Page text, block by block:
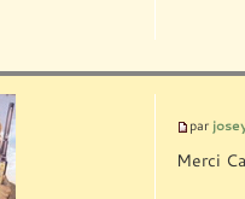
par
Merci